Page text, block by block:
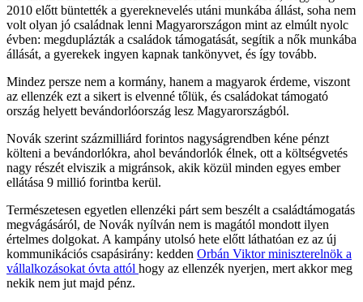
2010 előtt büntették a gyereknevelés utáni munkába állást, soha nem
volt olyan jó családnak lenni Magyarországon mint az elmúlt nyolc
évben: megduplázták a családok támogatását, segítik a nők munkába
állását, a gyerekek ingyen kapnak tankönyvet, és így tovább.
Mindez persze nem a kormány, hanem a magyarok érdeme, viszont
az ellenzék ezt a sikert is elvenné tőlük, és családokat támogató
ország helyett bevándorlóország lesz Magyarországból.
Novák szerint százmilliárd forintos nagyságrendben kéne pénzt
költeni a bevándorlókra, ahol bevándorlók élnek, ott a költségvetés
nagy részét elviszik a migránsok, akik közül minden egyes ember
ellátása 9 millió forintba kerül.
Természetesen egyetlen ellenzéki párt sem beszélt a családtámogatás
megvágásáról, de Novák nyílván nem is magától mondott ilyen
értelmes dolgokat. A kampány utolsó hete előtt láthatóan ez az új
kommunikációs csapásirány: kedden Orbán Viktor miniszterelnök a
vállalkozásokat óvta attól hogy az ellenzék nyerjen, mert akkor meg
nekik nem jut majd pénz.